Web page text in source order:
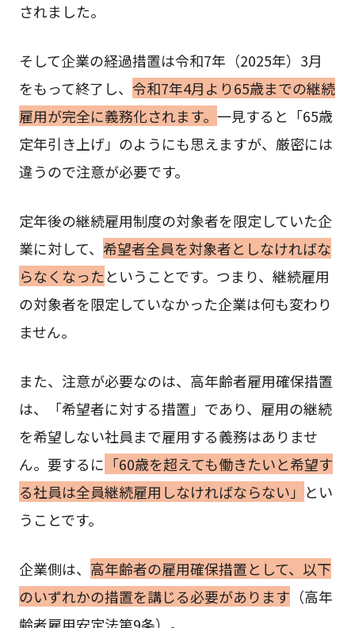
されました。
そして企業の経過措置は令和7年（2025年）3月
をもって終了し、 令和7年4月より65歳までの継続
雇用が完全に義務化されます。 一見すると「65歳
定年引き上げ」のようにも思えますが、厳密には
違うので注意が必要です。
定年後の継続雇用制度の対象者を限定していた企
業に対して、 希望者全員を対象者としなければな
らなくなったということです。つまり、継続雇用
の対象者を限定していなかった企業は何も変わり
ません。
また、注意が必要なのは、高年齢者雇用確保措置
は、「希望者に対する措置」であり、雇用の継続
を希望しない社員まで雇用する義務はありませ
ん。要するに 「60歳を超えても働きたいと希望す
る社員は全員継続雇用しなければならない」 とい
うことです。
企業側は、 高年齢者の雇用確保措置として、以下
のいずれかの措置を講じる必要があります （高年
齢者雇用安定法第9条）。